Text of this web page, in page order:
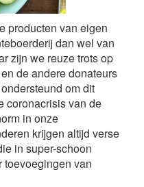
producten van eigen
dan wel van
zijn we reuze trots op
de andere donateurs
om dit
coronacrisis van de
in onze
krijgen altijd verse
in super-schoon
toevoegingen van